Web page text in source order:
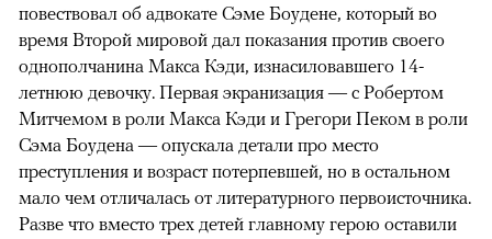
эпизодов уведомляют, что мы имеем дело с ремейком
сразу двух фильмов («Мыс страха» (1961), режиссер
Джей Ли Томпсон и «Мыс страха» (1991), режиссер
Мартин Скорсезе), а также вольной экранизацией книги
«Палачи» (1957) Джона Данна Макдональда. Роман
повествовал об адвокате Сэме Боудене, который во
время Второй мировой дал показания против своего
однополчанина Макса Кэди, изнасиловавшего 14-
летнюю девочку. Первая экранизация — с Робертом